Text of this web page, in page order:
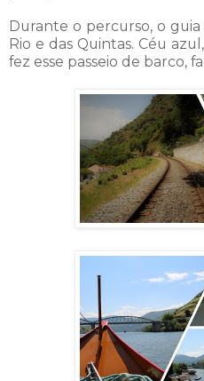
Durante o percurso, o
Rio e das Quintas. Céu
fez esse passeio de barco,